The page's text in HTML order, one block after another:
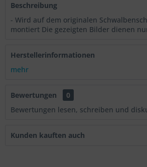
Beschreibung
- Wird auf dem originalen
montiert Die gezeigten Bilder dienen
Herstellerinformationen
mehr
Bewertungen
0
Bewertungen lesen, schreiben und
Kunden kauften auch